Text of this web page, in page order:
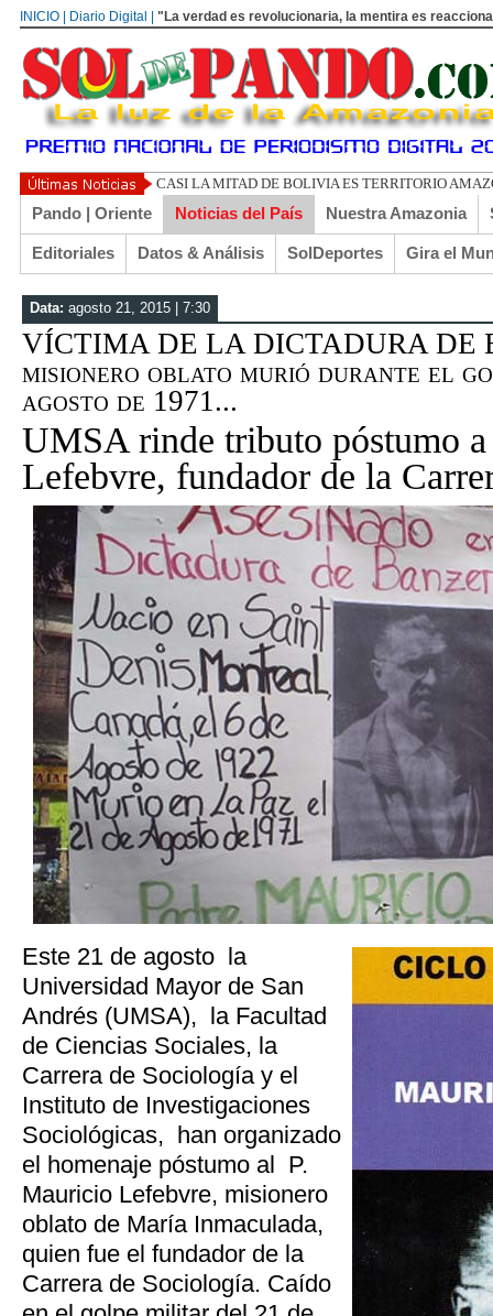
INICIO | Diario Digital | "La verdad es revolucionaria, la mentira es
UN LIBERTARIO LLAMADO E
Pando | Oriente Noticias del País Nuestra Amazonia
Editoriales Datos & Análisis SolDeportes Gira el
Data: agosto 21, 2015 | 7:30
VÍCTIMA DE LA DICTADURA DE
misionero oblato murió durante el
agosto de 1971...
UMSA rinde tributo póstumo
Lefebvre, fundador de la
Este 21 de agosto la
Universidad Mayor de San
Andrés (UMSA), la Facultad
de Ciencias Sociales, la
Carrera de Sociología y el
Instituto de Investigaciones
Sociológicas, han organizado
el homenaje póstumo al P.
Mauricio Lefebvre, misionero
oblato de María Inmaculada,
quien fue el fundador de la
Carrera de Sociología. Caído